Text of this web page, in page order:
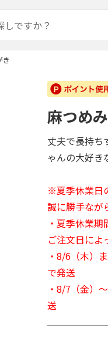
き
麻つめ
丈夫で長持ち
ゃんの大好き
※夏季休業日
誠に勝手なが
・夏季休業期
ご注文日によ
・8/6（木）
で発送
・8/7（金）
送